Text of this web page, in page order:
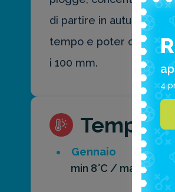
di partire in autunno o
tempo e poter così
i 100 mm.
Gennaio
min 8°C / max 13°C
4